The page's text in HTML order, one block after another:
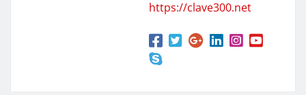
https://clave300.net